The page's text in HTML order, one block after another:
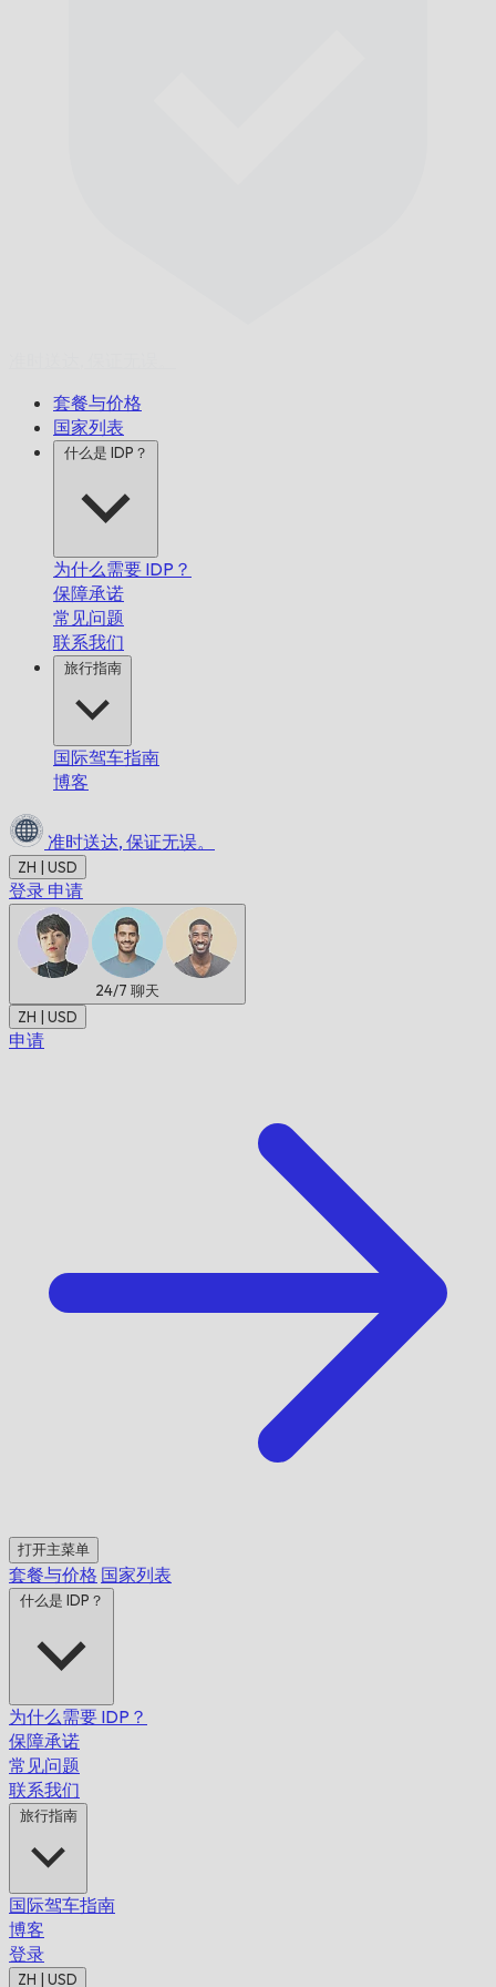
套餐与价格
国家列表
什么是 IDP？
为什么需要 IDP？
保障承诺
常见问题
联系我们
旅行指南
国际驾车指南
博客
准时送达, 保证无误。
ZH | USD
登录 申请
24/7 聊天
ZH | USD
申请
打开主菜单
套餐与价格 国家列表
什么是 IDP？
为什么需要 IDP？
保障承诺
常见问题
联系我们
旅行指南
国际驾车指南
博客
登录
ZH | USD